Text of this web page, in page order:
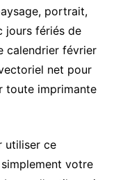
portrait,
jours fériés de
calendrier février
net pour
toute imprimante
utiliser ce
votre